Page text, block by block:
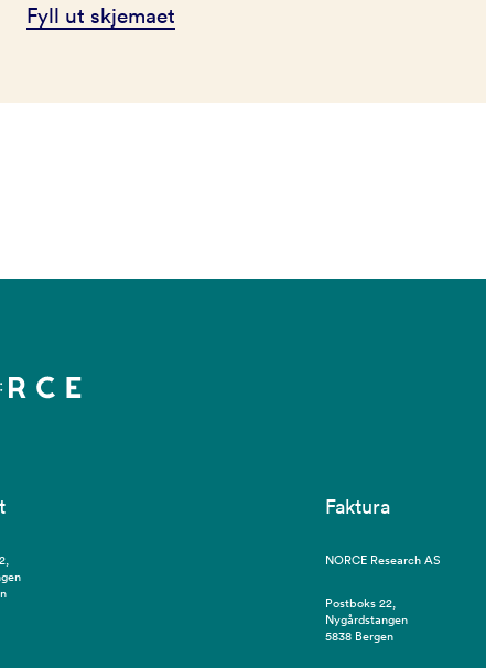
Fyll ut skjemaet
Faktura
NORCE Research AS
Postboks 22,
Nygårdstangen
5838 Bergen